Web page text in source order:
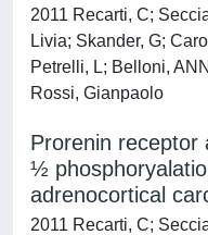
2011 Recarti, C;
Livia; Skander, G;
Petrelli, L; Belloni,
Rossi, Gianpaolo
Prorenin receptor
½
adrenocortical
2011 Recarti, C;